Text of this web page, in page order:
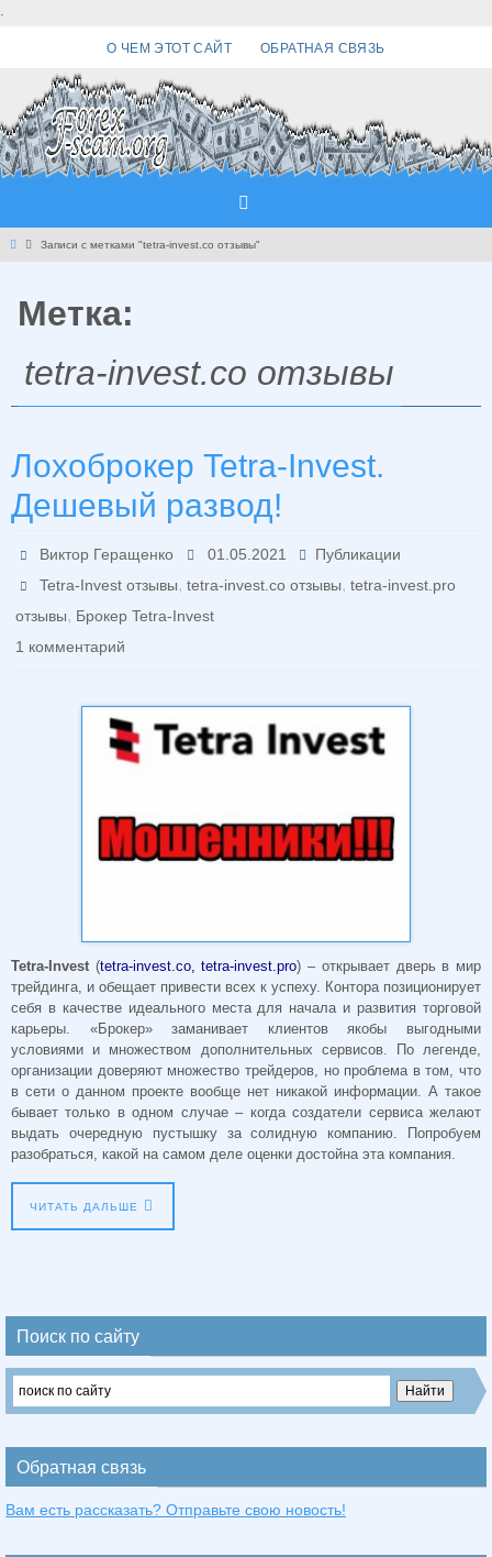
.
О ЧЕМ ЭТОТ САЙТ ОБРАТНАЯ СВЯЗЬ
Главная
Записи с метками "tetra-invest.co отзывы"
Метка:
tetra-invest.co отзывы
Лохоброкер Tetra-Invest.
Дешевый развод!
Виктор Геращенко 01.05.2021
Публикации
Tetra-Invest отзывы,tetra-invest.co отзывы,tetra-invest.pro
отзывы, Брокер Tetra-Invest
1 комментарий
Tetra-Invest (tetra-invest.co, tetra-invest.pro) – открывает дверь в мир
трейдинга, и обещает привести всех к успеху. Контора позиционирует
себя в качестве идеального места для начала и развития торговой
карьеры. «Брокер» заманивает клиентов якобы выгодными
условиями и множеством дополнительных сервисов. По легенде,
организации доверяют множество трейдеров, но проблема в том, что
в сети о данном проекте вообще нет никакой информации. А такое
бывает только в одном случае – когда создатели сервиса желают
выдать очередную пустышку за солидную компанию. Попробуем
разобраться, какой на самом деле оценки достойна эта компания.
ЧИТАТЬ ДАЛЬШЕ
Поиск по сайту
Обратная связь
Вам есть рассказать? Отправьте свою новость!